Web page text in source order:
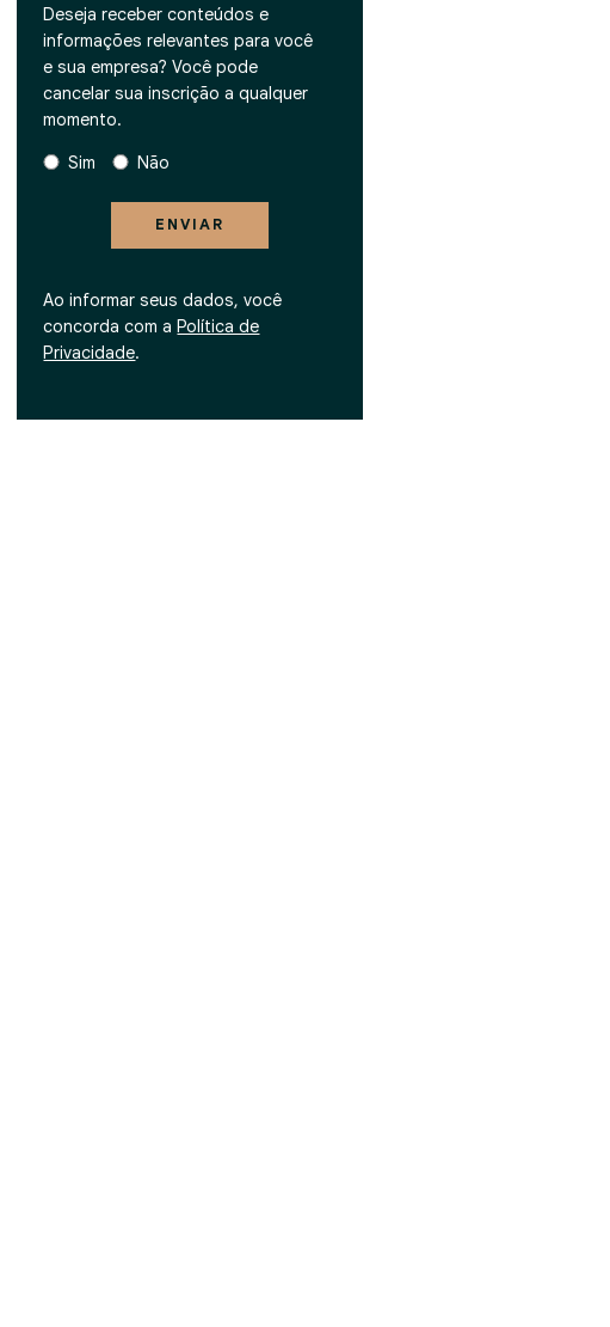
Deseja receber conteúdos e
informações relevantes para você
e sua empresa? Você pode
cancelar sua inscrição a qualquer
momento.
Sim
Não
ENVIAR
Ao informar seus dados, você
concorda com aPolítica de
Privacidade.